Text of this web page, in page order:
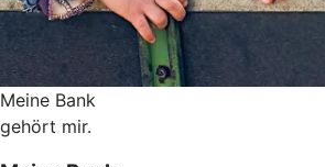
Meine Bank
gehört mir.